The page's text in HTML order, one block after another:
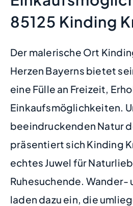
85125 Kinding
Der malerische Ort
Herzen Bayerns bietet
eine Fülle an Freizeit,
Einkaufsmöglichkeiten.
beeindruckenden Natur
präsentiert sich Kinding
echtes Juwel für
Ruhesuchende. Wander-
laden dazu ein, die